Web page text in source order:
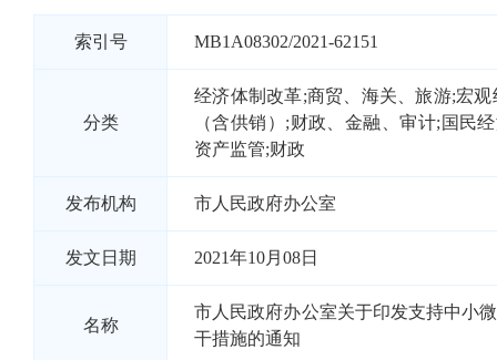
索引号 MB1A08302/2021-62151
分类
经济体制改革;商贸、海关、旅游;宏
（含供销）;财政、金融、审计;国民
资产监管;财政
发布机构 市人民政府办公室
发文日期 2021年10月08日
名称
市人民政府办公室关于印发支持中小
干措施的通知